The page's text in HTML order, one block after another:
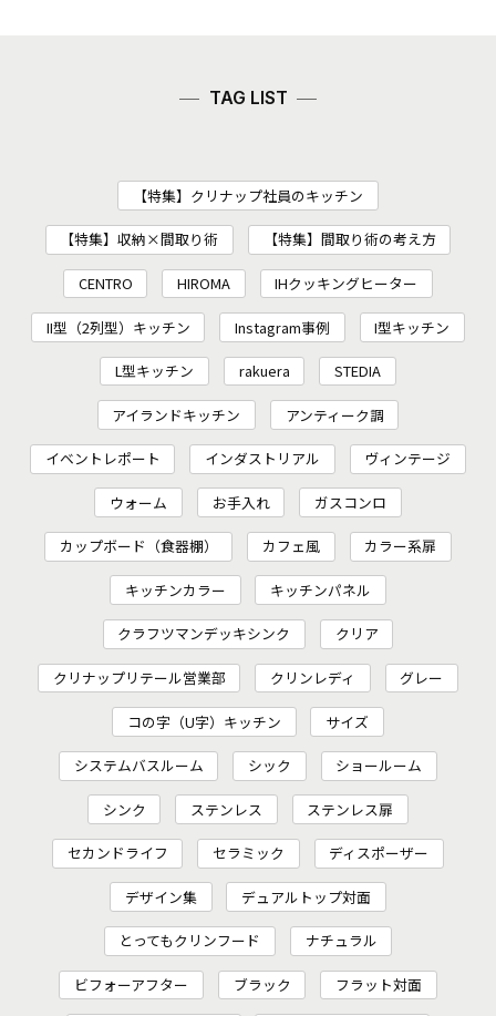
TAG LIST
【特集】クリナップ社員のキッチン
【特集】収納×間取り術 【特集】間取り術の考え方
CENTRO HIROMA IHクッキングヒーター
II型（2列型）キッチン Instagram事例 I型キッチン
L型キッチン rakuera STEDIA
アイランドキッチン アンティーク調
イベントレポート インダストリアル ヴィンテージ
ウォーム お手入れ ガスコンロ
カップボード（食器棚） カフェ風 カラー系扉
キッチンカラー キッチンパネル
クラフツマンデッキシンク クリア
クリナップリテール営業部 クリンレディ グレー
コの字（U字）キッチン サイズ
システムバスルーム シック ショールーム
シンク ステンレス ステンレス扉
セカンドライフ セラミック ディスポーザー
デザイン集 デュアルトップ対面
とってもクリンフード ナチュラル
ビフォーアフター ブラック フラット対面